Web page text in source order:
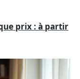
prix : à partir